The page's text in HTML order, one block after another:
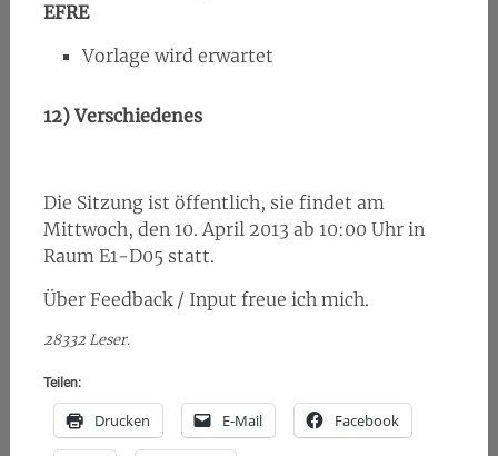
EFRE
Vorlage wird erwartet
12)Verschiedenes
Die Sitzung ist öffentlich, sie findet am
Mittwoch, den 10. April 2013 ab 10:00 Uhr in
Raum E1-D05 statt.
Über Feedback / Input freue ich mich.
28332 Leser.
Teilen:
Drucken E-Mail Facebook